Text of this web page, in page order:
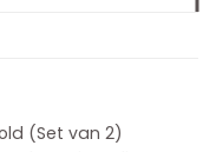
(Set van 2)